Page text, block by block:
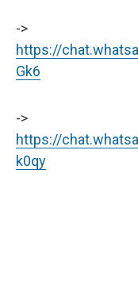
->
https://
Gk6
->
https://
k0qy